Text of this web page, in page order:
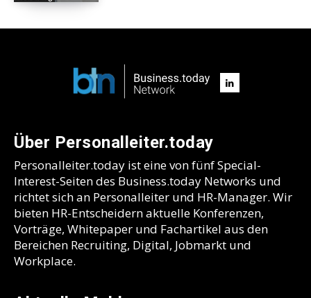
Über Personalleiter.today
Personalleiter.today ist eine von fünf Special-
Interest-Seiten des Business.today Networks und
richtet sich an Personalleiter und HR-Manager. Wir
bieten HR-Entscheidern aktuelle Konferenzen,
Vorträge, Whitepaper und Fachartikel aus den
Bereichen Recruiting, Digital, Jobmarkt und
Workplace.